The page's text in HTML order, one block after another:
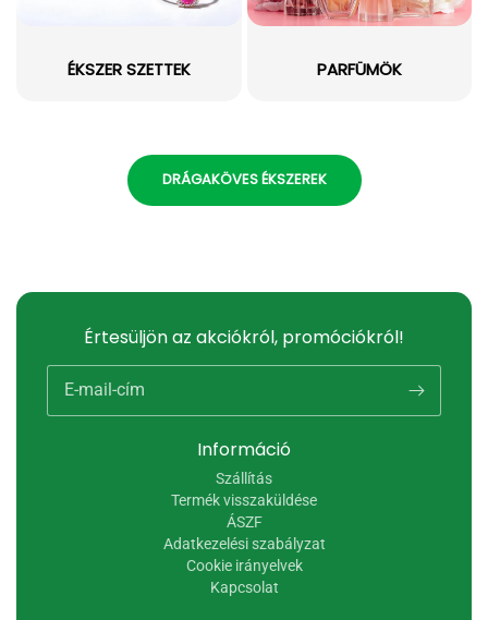
ÉKSZER SZETTEK PARFÜMÖK
DRÁGAKÖVES ÉKSZEREK
Információ
Szállítás
Termék visszaküldése
ÁSZF
Adatkezelési szabályzat
Cookie irányelvek
Kapcsolat
Értesüljön az akciókról, promóciókról!
E-mail-cím